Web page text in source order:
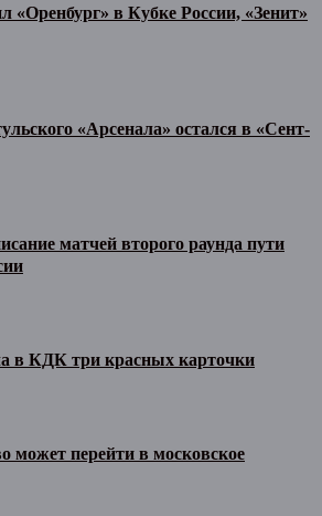
«Оренбург» в Кубке России, «Зенит»
«Арсенала» остался в «Сент-
матчей второго раунда пути
в КДК три красных карточки
может перейти в московское